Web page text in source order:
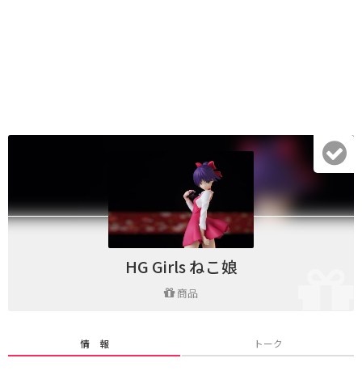
HG Girls ねこ娘
商品
情 報 トーク